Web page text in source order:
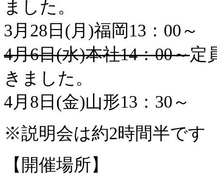
ました。
3月28日(月)福岡13：00～
4月6日(水)本社14：00～定
きました。
4月8日(金)山形13：30～
※説明会は約2時間半です
【開催場所】